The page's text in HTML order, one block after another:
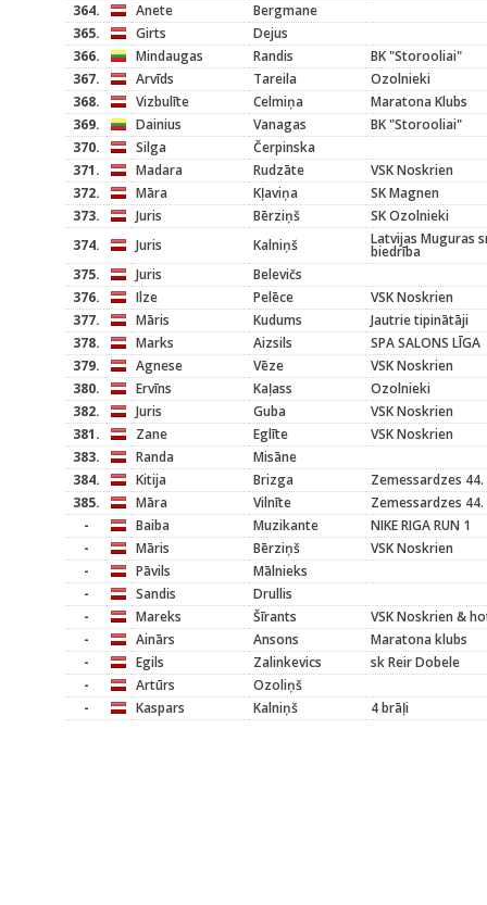
364.
Anete
Bergmane
365.
Girts
Dejus
366.
Mindaugas Randis
BK "Storooliai"
367.
Arvīds Tareila
Ozolnieki
368.
Vizbulīte Celmiņa
Maratona Klubs
369.
Dainius Vanagas
BK "Storooliai"
370.
Silga
Čerpinska
371.
Madara Rudzāte
VSK Noskrien
372.
Māra Kļaviņa
SK Magnen
373.
Juris Bērziņš
SK Ozolnieki
374.
Juris Kalniņš Latvijas Muguras
biedrība
375.
Juris
Belevičs
376.
Ilze Pelēce
VSK Noskrien
377.
Māris Kudums
Jautrie tipinātāji
378.
Marks Aizsils
SPA SALONS LĪGA
379.
Agnese Vēze
VSK Noskrien
380.
Ervīns Kaļass
Ozolnieki
382.
Juris Guba
VSK Noskrien
381.
Zane Eglīte
VSK Noskrien
383.
Randa
Misāne
384.
Kitija Brizga
Zemessardzes
385.
Māra Vilnīte
Zemessardzes
-
Baiba Muzikante
NIKE RIGA RUN 1
-
Māris Bērziņš
VSK Noskrien
-
Pāvils
Mālnieks
-
Sandis
Drullis
-
Mareks Šīrants
VSK Noskrien &
-
Ainārs Ansons
Maratona klubs
-
Egils Zalinkevics
sk Reir Dobele
-
Artūrs
Ozoliņš
-
Kaspars Kalniņš 4 brāļi